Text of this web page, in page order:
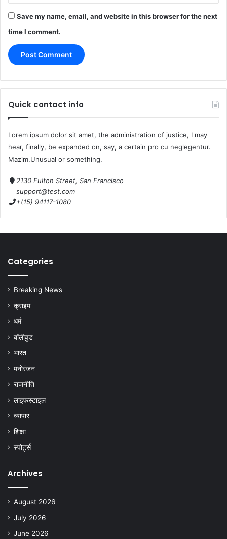
Save my name, email, and website in this browser for the next
time I comment.
Quick contact info
Lorem ipsum dolor sit amet, the administration of justice, I may
hear, finally, be expanded on, say, a certain pro cu neglegentur.
Mazim.Unusual or something.
2130 Fulton Street, San Francisco
support@test.com
+(15) 94117-1080
Categories
Breaking News
क्राइम
धर्म
बॉलीवुड
भारत
मनोरंजन
राजनीति
लाइफस्टाइल
व्यापार
शिक्षा
स्पोर्ट्स
Archives
August 2026
July 2026
June 2026